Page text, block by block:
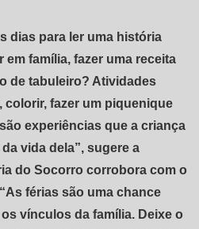
dias para ler uma história
em família, fazer uma receita
de tabuleiro? Atividades
colorir, fazer um piquenique
experiências que a criança
vida dela”, sugere a
do Socorro corrobora com o
férias são uma chance
vínculos da família. Deixe o